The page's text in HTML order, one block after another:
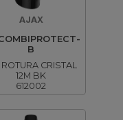
AJAX
B
ROTURA CRISTAL
12M BK
612002